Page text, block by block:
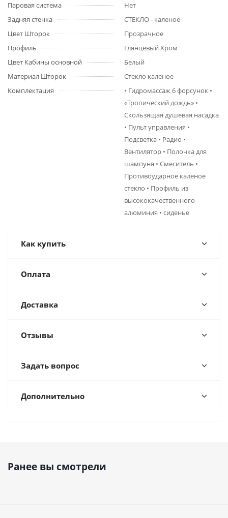
Паровая система
Нет
Задняя стенка
СТЕКЛО - каленое
Цвет Шторок
Прозрачное
Профиль
Глянцевый Хром
Цвет Кабины основной
Белый
Материал Шторок
Стекло каленое
Комплектация
• Гидромассаж 6 форсунок •
«Тропический дождь» •
Скользящая душевая насадка
• Пульт управления •
Подсветка • Радио •
Вентилятор • Полочка для
шампуня • Смеситель •
Противоударное каленое
стекло • Профиль из
высококачественного
алюминия • сиденье
Как купить
Оплата
Доставка
Отзывы
Задать вопрос
Дополнительно
Ранее вы смотрели